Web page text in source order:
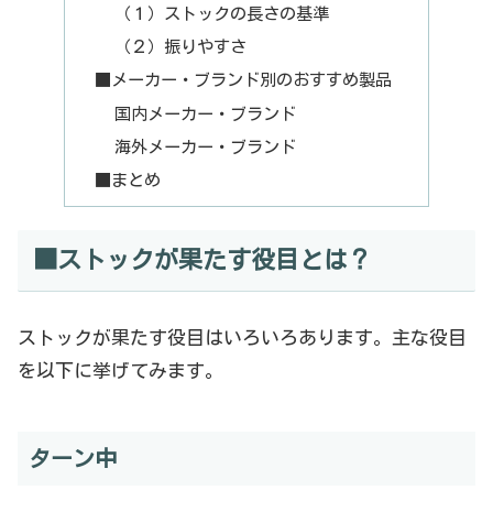
（１）ストックの長さの基準
（２）振りやすさ
■メーカー・ブランド別のおすすめ製品
国内メーカー・ブランド
海外メーカー・ブランド
■まとめ
■ストックが果たす役目とは？
ストックが果たす役目はいろいろあります。主な役目
を以下に挙げてみます。
ターン中